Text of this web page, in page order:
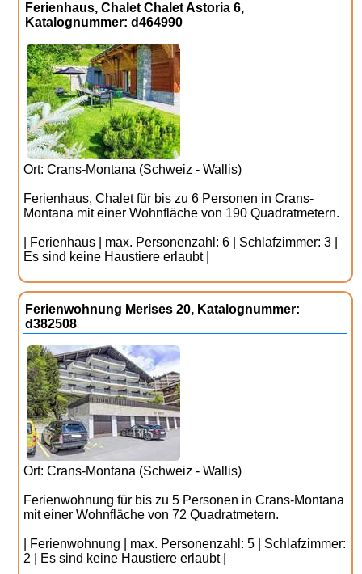
Ferienhaus, Chalet Chalet Astoria 6,
Katalognummer: d464990
Ort: Crans-Montana (Schweiz - Wallis)
Ferienhaus, Chalet für bis zu 6 Personen in Crans-
Montana mit einer Wohnfläche von 190 Quadratmetern.
| Ferienhaus | max. Personenzahl: 6 | Schlafzimmer: 3 |
Es sind keine Haustiere erlaubt |
Ferienwohnung Merises 20, Katalognummer:
d382508
Ort: Crans-Montana (Schweiz - Wallis)
Ferienwohnung für bis zu 5 Personen in Crans-Montana
mit einer Wohnfläche von 72 Quadratmetern.
| Ferienwohnung | max. Personenzahl: 5 | Schlafzimmer:
2 | Es sind keine Haustiere erlaubt |